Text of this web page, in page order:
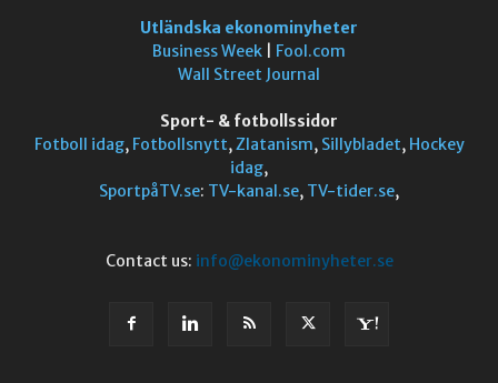
Utländska ekonominyheter
Business Week
Fool.com
Wall Street Journal
Sport- & fotbollssidor
Fotboll idag, Fotbollsnytt,Zlatanism, Sillybladet, Hockey
idag,
SportpåTV.se: TV-kanal.se, TV-tider.se,
Contact us: info@ekonominyheter.se